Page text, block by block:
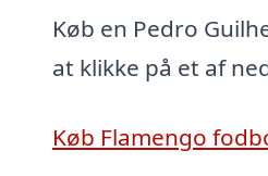
Køb en Pedro
at klikke på et af
Køb Flamengo